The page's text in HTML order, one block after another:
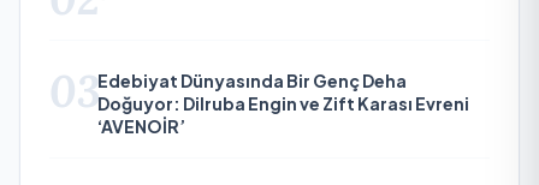
03Edebiyat Dünyasında Bir Genç Deha
Doğuyor: Dilruba Engin ve Zift Karası Evreni
‘AVENOİR’